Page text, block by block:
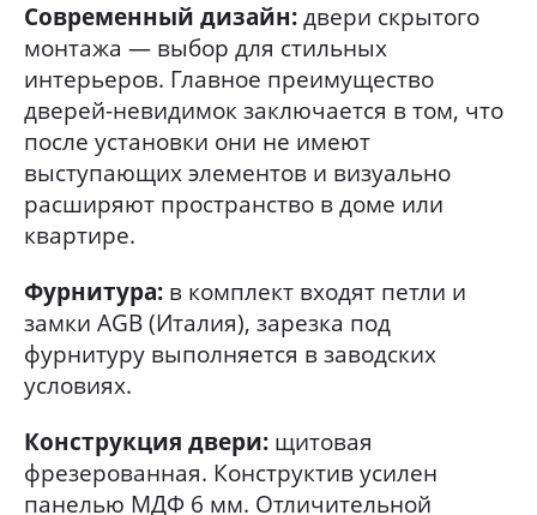
Современный дизайн:двери скрытого
монтажа — выбор для стильных
интерьеров. Главное преимущество
дверей-невидимок заключается в том, что
после установки они не имеют
выступающих элементов и визуально
расширяют пространство в доме или
квартире.
Фурнитура: в комплект входят петли и
замки AGB (Италия), зарезка под
фурнитуру выполняется в заводских
условиях.
Конструкция двери: щитовая
фрезерованная. Конструктив усилен
панелью МДФ 6 мм. Отличительной